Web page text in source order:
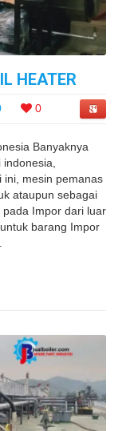
HEATER
0
Banyaknya
ini, mesin pemanas
ataupun sebagai
Impor dari luar
barang Impor